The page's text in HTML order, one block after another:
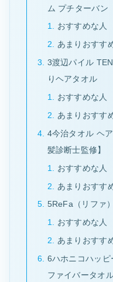
ム プチターバン
おすすめな人
あまりおすす
3渡辺パイル
りヘアタオル
おすすめな人
あまりおすす
4今治タオル ヘ
髪診断士監修】
おすすめな人
あまりおすす
5ReFa（リファ
おすすめな人
あまりおすす
6ハホニコハッ
ファイバータオ